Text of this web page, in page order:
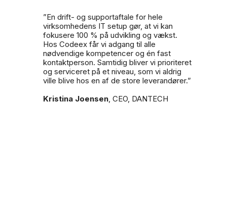
”En drift- og supportaftale for hele
virksomhedens IT setup gør, at vi kan
fokusere 100 % på udvikling og vækst.
Hos Codeex får vi adgang til alle
nødvendige kompetencer og én fast
kontaktperson. Samtidig bliver vi prioriteret
og serviceret på et niveau, som vi aldrig
ville blive hos en af de store leverandører.”
Kristina Joensen, CEO, DANTECH